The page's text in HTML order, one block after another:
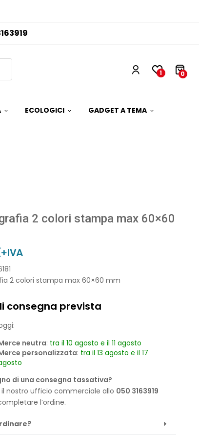
1 0
ECOLOGICI GADGET A TEMA
2 colori stampa max 60×60
+IVA
2 colori stampa max 60×60 mm
consegna prevista
neutra: tra il 10 agosto e il 11 agosto
personalizzata: tra il 13 agosto e il 17
di una consegna tassativa?
nostro ufficio commerciale allo 050 3163919
l’ordine.